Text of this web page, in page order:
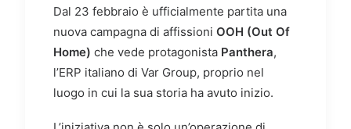
Dal 23 febbraio è ufficialmente partita una
nuova campagna di affissioni OOH (Out Of
Home) che vede protagonista Panthera,
l’ERP italiano di Var Group, proprio nel
luogo in cui la sua storia ha avuto inizio.